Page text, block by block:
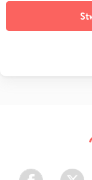
Facebook Twitter